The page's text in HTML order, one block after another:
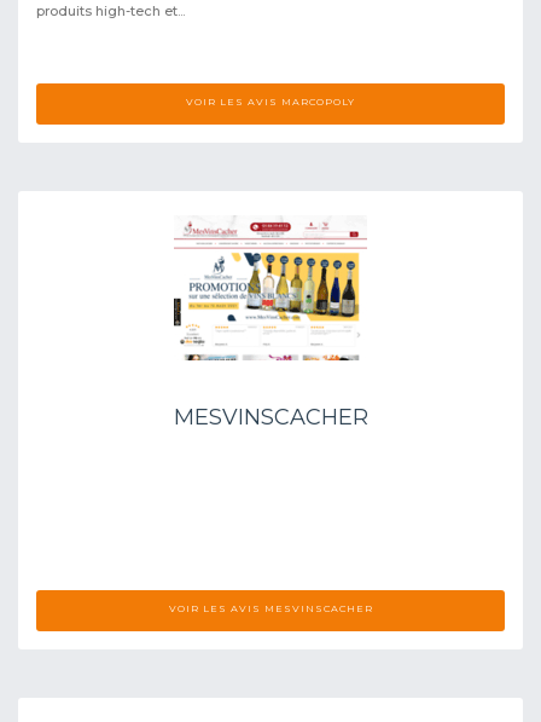
produits high-tech et...
VOIR LES AVIS MARCOPOLY
MESVINSCACHER
VOIR LES AVIS MESVINSCACHER